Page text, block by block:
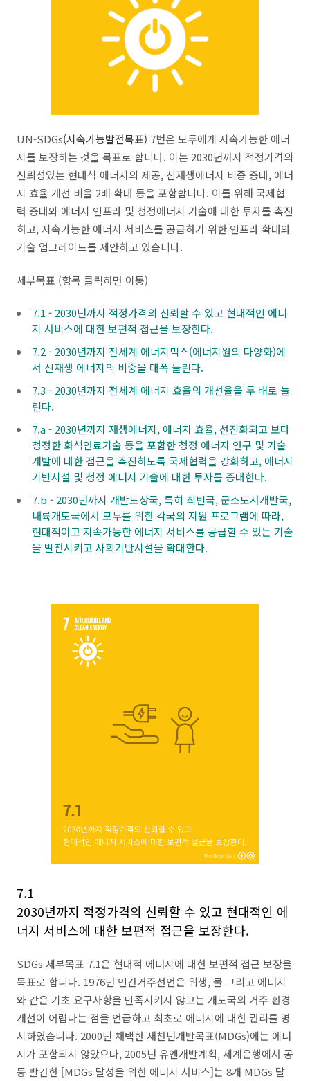
UN-SDGs(지속가능발전목표) 7번은 모두에게 지속가능한 에너
지를 보장하는 것을 목표로 합니다. 이는 2030년까지 적정가격의
신뢰성있는 현대식 에너지의 제공, 신재생에너지 비중 증대, 에너
지 효율 개선 비율 2배 확대 등을 포함합니다. 이를 위해 국제협
력 증대와 에너지 인프라 및 청정에너지 기술에 대한 투자를 촉진
하고, 지속가능한 에너지 서비스를 공급하기 위한 인프라 확대와
기술 업그레이드를 제안하고 있습니다.
세부목표 (항목 클릭하면 이동)
7.1 - 2030년까지 적정가격의 신뢰할 수 있고 현대적인 에너
지 서비스에 대한 보편적 접근을 보장한다.
7.2 - 2030년까지 전세계 에너지믹스(에너지원의 다양화)에
서 신재생 에너지의 비중을 대폭 늘린다.
7.3 - 2030년까지 전세계 에너지 효율의 개선율을 두 배로 늘
린다.
7.a - 2030년까지 재생에너지, 에너지 효율, 선진화되고 보다
청정한 화석연료기술 등을 포함한 청정 에너지 연구 및 기술
개발에 대한 접근을 촉진하도록 국제협력을 강화하고, 에너지
기반시설 및 청정 에너지 기술에 대한 투자를 증대한다.
7.b - 2030년까지 개발도상국, 특히 최빈국, 군소도서개발국,
내륙개도국에서 모두를 위한 각국의 지원 프로그램에 따라,
현대적이고 지속가능한 에너지 서비스를 공급할 수 있는 기술
을 발전시키고 사회기반시설을 확대한다.
7.1
2030년까지 적정가격의 신뢰할 수 있고 현대적인 에
너지 서비스에 대한 보편적 접근을 보장한다.
SDGs 세부목표 7.1은 현대적 에너지에 대한 보편적 접근 보장을
목표로 합니다. 1976년 인간거주선언은 위생, 물 그리고 에너지
와 같은 기초 요구사항을 만족시키지 않고는 개도국의 거주 환경
개선이 어렵다는 점을 언급하고 최초로 에너지에 대한 권리를 명
시하였습니다. 2000년 채택한 새천년개발목표(MDGs)에는 에너
지가 포함되지 않았으나, 2005년 유엔개발계획, 세계은행에서 공
동 발간한 [MDGs 달성을 위한 에너지 서비스]는 8개 MDGs 달